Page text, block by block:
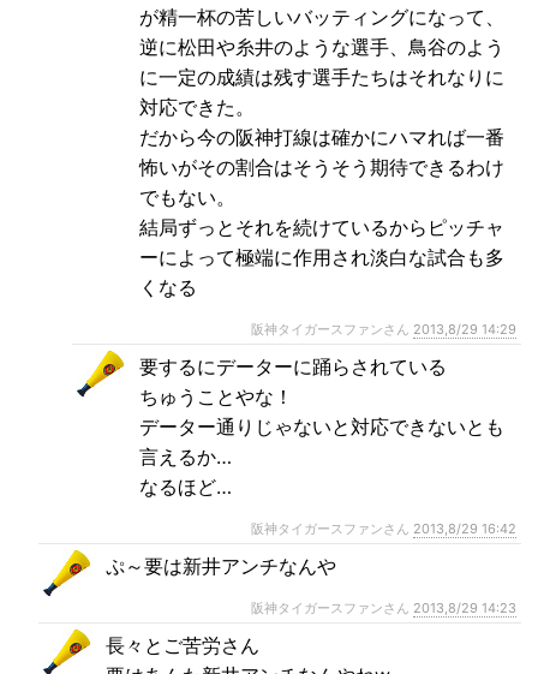
が精一杯の苦しいバッティングになって、
逆に松田や糸井のような選手、鳥谷のよう
に一定の成績は残す選手たちはそれなりに
対応できた。
だから今の阪神打線は確かにハマれば一番
怖いがその割合はそうそう期待できるわけ
でもない。
結局ずっとそれを続けているからピッチャ
ーによって極端に作用され淡白な試合も多
くなる
阪神タイガースファンさん 2013,8/29 14:29
要するにデーターに踊らされている
ちゅうことやな！
データー通りじゃないと対応できないとも
言えるか…
なるほど…
阪神タイガースファンさん 2013,8/29 16:42
ぷ～要は新井アンチなんや
阪神タイガースファンさん 2013,8/29 14:23
長々とご苦労さん